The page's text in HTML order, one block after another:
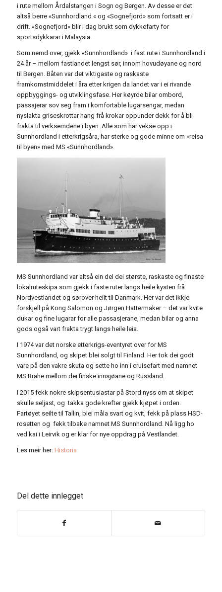
i rute mellom Årdalstangen i Sogn og Bergen. Av desse er det
altså berre «Sunnhordland « og «Sognefjord» som fortsatt er i
drift. «Sognefjord» blir i dag brukt som dykkefarty for
sportsdykkarar i Malaysia.
Som nemd over, gjekk «Sunnhordland» i fast rute i Sunnhordland i
24 år – mellom fastlandet lengst sør, innom hovudøyane og nord
til Bergen. Båten var det viktigaste og raskaste
framkomstmiddelet i åra etter krigen da landet var i ei rivande
oppbyggings- og utviklingsfase. Her køyrde bilar ombord,
passajerar sov seg fram i komfortable lugarsengar, medan
nyslakta griseskrottar hang frå krokar oppunder dekk for å bli
frakta til verksemdene i byen. Alle som har vekse opp i
Sunnhordland i etterkrigsåra, har sterke og gode minne om «reisa
til byen» med MS «Sunnhordland».
MS Sunnhordland var altså ein del dei største, raskaste og finaste
lokalruteskipa som gjekk i faste ruter langs heile kysten frå
Nordvestlandet og sørover heilt til Danmark. Her var det ikkje
forskjell på Kong Salomon og Jørgen Hattermaker – det var kvite
dukar og fine lugarar for alle passasjerane, medan bilar og anna
gods også vart frakta trygt langs heile leia.
I 1974 var det norske etterkrigs-eventyret over for MS
Sunnhordland, og skipet blei solgt til Finland. Her tok dei godt
vare på den vakre skuta og sette ho inn i cruisefart med namnet
MS Brahe mellom dei finske innsjøane og Russland.
I 2015 fekk nokre skipsentusiastar på Stord nyss om at skipet
skulle seljast, og takka gode krefter gjekk kjøpet i orden.
Fartøyet seilte til Tallin, blei måla svart og kvit, fekk på plass HSD-
rosetten og fekk tilbake namnet MS Sunnhordland. Nå ligg ho
ved kai i Leirvik og er klar for nye oppdrag på Vestlandet.
Les meir her: Historia
Del dette innlegget